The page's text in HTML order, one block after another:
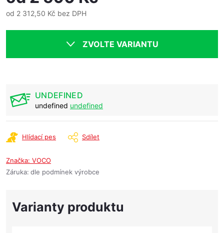
od 2 312,50 Kč bez DPH
ZVOLTE VARIANTU
UNDEFINED
undefined undefined
Hlídací pes Sdílet
Značka: VOCO
Záruka: dle podmínek výrobce